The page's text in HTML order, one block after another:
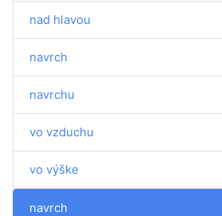
nad hlavou
navrch
navrchu
vo vzduchu
vo výške
navrch